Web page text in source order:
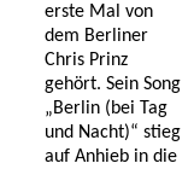
erste Mal von
dem Berliner
Chris Prinz
gehört. Sein Song
„Berlin (bei Tag
und Nacht)“ stieg
auf Anhieb in die